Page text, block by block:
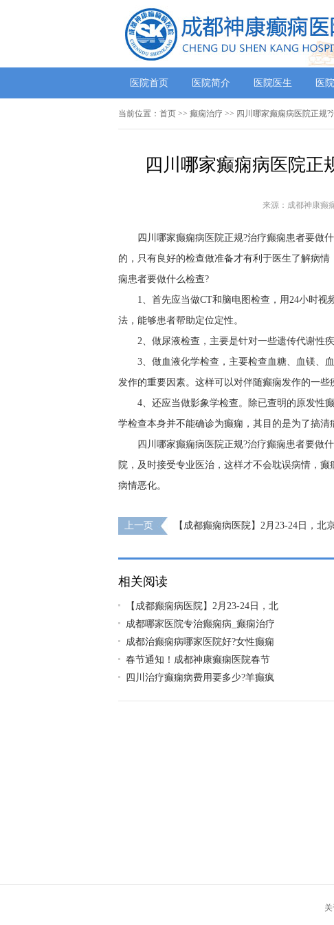
医院首页 医院简介 医院医生 医
当前位置： 首页 >> 癫痫治疗 >> 四川哪家癫痫病医院正规
四川哪家癫痫病医院正
来源：成都神康癫
四川哪家癫痫病医院正规?治疗癫痫患者要做
的，只有良好的检查做准备才有利于医生了解病
痫患者要做什么检查?
1、首先应当做CT和脑电图检查，用24小时
法，能够患者帮助定位定性。
2、做尿液检查，主要是针对一些遗传代谢性
3、做血液化学检查，主要检查血糖、血镁、
发作的重要因素。这样可以对伴随癫痫发作的一些
4、还应当做影象学检查。除已查明的原发性
学检查本身并不能确诊为癫痫，其目的是为了搞清
四川哪家癫痫病医院正规?治疗癫痫患者要做
院，及时接受专业医治，这样才不会耽误病情，
病情恶化。
上一页
【成都癫痫病医院】2月23-24日，北
从速
相关阅读
【成都癫痫病医院】2月23-24日，北
成都哪家医院专治癫痫病_癫痫治疗
成都治癫痫病哪家医院好?女性癫痫
春节通知！成都神康癫痫医院春节
四川治疗癫痫病费用要多少?羊癫疯